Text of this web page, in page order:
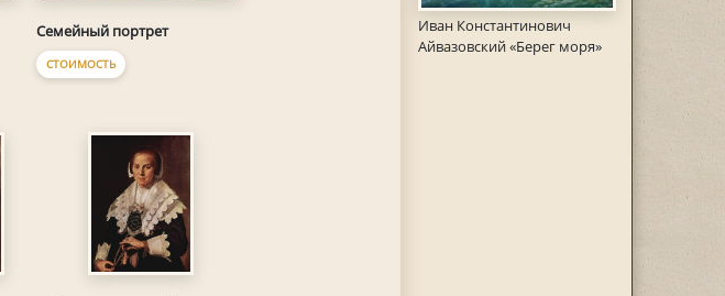
Иван Константинович
Айвазовский «Берег моря»
Семейный портрет
СТОИМОСТЬ